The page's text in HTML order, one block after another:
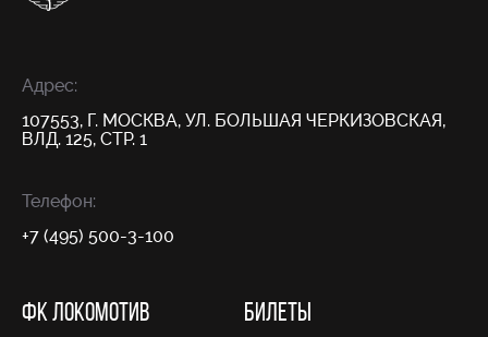
Адрес:
107553, Г. МОСКВА, УЛ. БОЛЬШАЯ ЧЕРКИЗОВСКАЯ,
ВЛД. 125, СТР. 1
Телефон:
+7 (495) 500-3-100
ФК ЛОКОМОТИВ БИЛЕТЫ